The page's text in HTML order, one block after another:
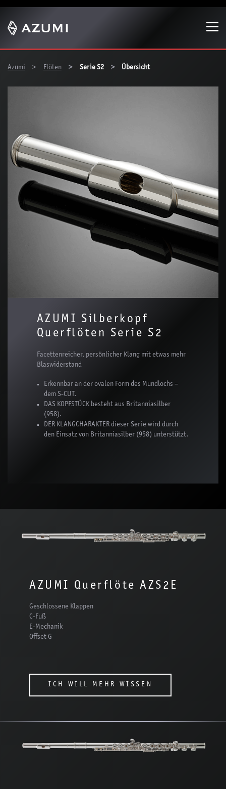
Diese Meldung nicht mehr anzeigen
Azumi
Flöten Serie S2 Übersicht
AZUMI Silberkopf
Querflöten Serie S2
Facettenreicher, persönlicher Klang mit etwas mehr
Blaswiderstand
Erkennbar an der ovalen Form des Mundlochs –
dem S-CUT.
DAS KOPFSTÜCK besteht aus Britanniasilber
(958).
DER KLANGCHARAKTER dieser Serie wird durch
den Einsatz von Britanniasilber (958) unterstützt.
AZUMI Querflöte AZS2E
Geschlossene Klappen
C-Fuß
E-Mechanik
Offset G
ICH WILL MEHR WISSEN